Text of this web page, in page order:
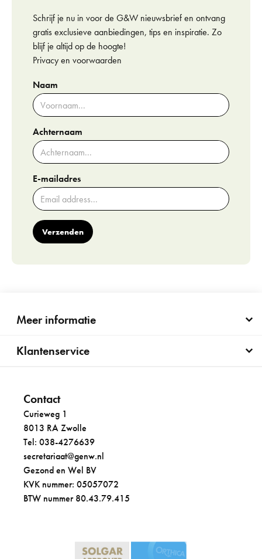
Schrijf je nu in voor de G&W nieuwsbrief en ontvang
gratis exclusieve aanbiedingen, tips en inspiratie. Zo
blijf je altijd op de hoogte!
Privacy en voorwaarden
Naam
Achternaam
E-mailadres
Verzenden
Meer informatie
Klantenservice
Contact
Curieweg 1
8013 RA Zwolle
Tel: 038-4276639
secretariaat@genw.nl
Gezond en Wel BV
KVK nummer: 05057072
BTW nummer 80.43.79.415